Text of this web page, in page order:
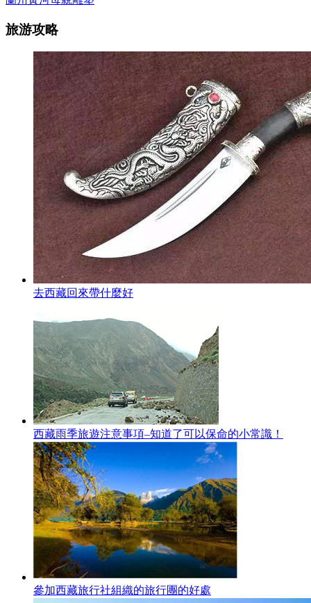
旅游攻略
去西藏回來帶什麼好
西藏雨季旅遊注意事項–知道了可以保命的小常識！
參加西藏旅行社組織的旅行團的好處